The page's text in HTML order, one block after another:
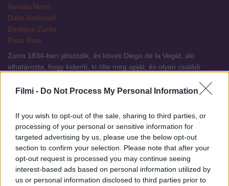
Filmi - Do Not Process My Personal Information
If you wish to opt-out of the sale, sharing to third parties, or
processing of your personal or sensitive information for
targeted advertising by us, please use the below opt-out
section to confirm your selection. Please note that after your
opt-out request is processed you may continue seeing
interest-based ads based on personal information utilized by
us or personal information disclosed to third parties prior to
Renata Notni
Dalia Xiuhcoatl
Emiliano Zurita
Paco Tous
Zorro 1834-ben játszódik, és követi Diego de la Vegát, aki
elhatározta, hogy kideríti, ki ölte meg apját, és olyan családi
Tetszett a sorozat? Oszd meg: